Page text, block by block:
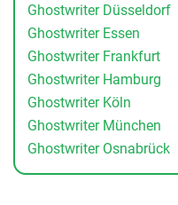
Ghostwriter Düsseldorf
Ghostwriter Essen
Ghostwriter Frankfurt
Ghostwriter Hamburg
Ghostwriter Köln
Ghostwriter München
Ghostwriter Osnabrück